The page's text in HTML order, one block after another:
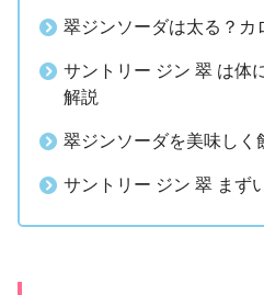
翠ジンソーダは太る？カ
サントリー ジン 翠 は体
解説
翠ジンソーダを美味しく
サントリー ジン 翠 まず